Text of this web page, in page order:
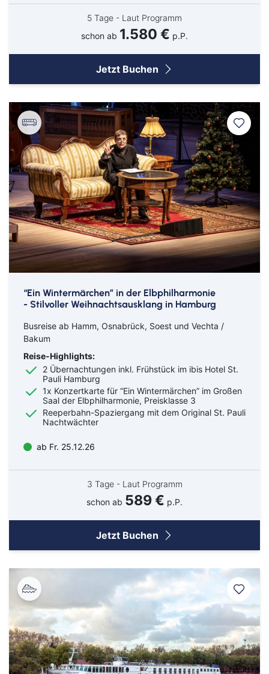
Bahn
5 Tage - Laut Programm
schon ab 1.580 € p.P.
Jetzt Buchen
“Ein Wintermärchen” in der Elbphilharmonie
- Stilvoller Weihnachtsausklang in Hamburg
Busreise ab Hamm, Osnabrück, Soest und Vechta /
Bakum
Reise-Highlights:
2 Übernachtungen inkl. Frühstück im ibis Hotel St.
Pauli Hamburg
1x Konzertkarte für “Ein Wintermärchen” im Großen
Saal der Elbphilharmonie, Preisklasse 3
Reeperbahn-Spaziergang mit dem Original St. Pauli
Nachtwächter
ab Fr. 25.12.26
3 Tage - Laut Programm
schon ab 589 € p.P.
Jetzt Buchen